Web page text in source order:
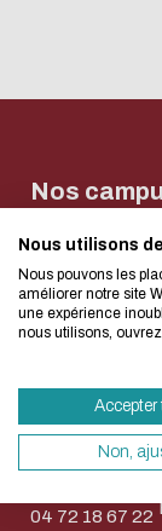
Nos
Michel
Serres (Lyon-
Ecully)
Collongue
04 72 18 67 22
Nous utilisons
Nous pouvons les
améliorer notre site
une expérience
nous utilisons,
Accepter
Non,